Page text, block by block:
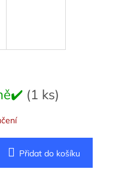
(1 ks)
Přidat do košíku